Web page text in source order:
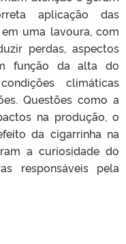
aplicação das
uma lavoura, com
perdas, aspectos
função da alta do
climáticas
Questões como a
na produção, o
da cigarrinha na
a curiosidade do
responsáveis pela